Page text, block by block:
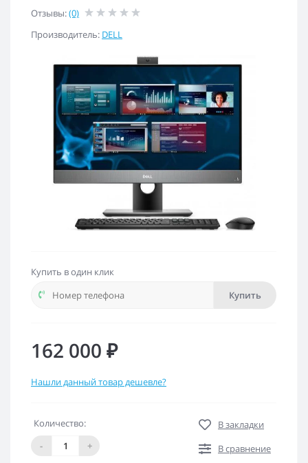
Отзывы:(0)
Производитель: DELL
Купить в один клик
Купить
162 000 ₽
Нашли данный товар дешевле?
Количество:
-
+
В закладки
В сравнение